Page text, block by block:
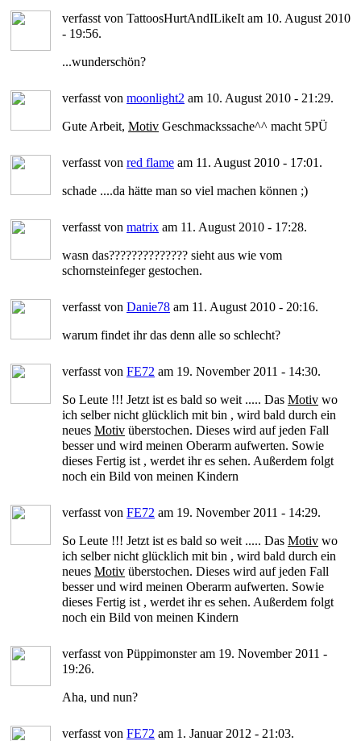
verfasst von TattoosHurtAndILikeIt am 10. August 2010
- 19:56.
...wunderschön?
verfasst von moonlight2 am 10. August 2010 - 21:29.
Gute Arbeit, Motiv Geschmackssache^^ macht 5PÜ
verfasst von red flame am 11. August 2010 - 17:01.
schade ....da hätte man so viel machen können ;)
verfasst von matrix am 11. August 2010 - 17:28.
wasn das?????????????? sieht aus wie vom
schornsteinfeger gestochen.
verfasst von Danie78 am 11. August 2010 - 20:16.
warum findet ihr das denn alle so schlecht?
verfasst von FE72 am 19. November 2011 - 14:30.
So Leute !!! Jetzt ist es bald so weit ..... Das Motiv wo
ich selber nicht glücklich mit bin , wird bald durch ein
neues Motiv überstochen. Dieses wird auf jeden Fall
besser und wird meinen Oberarm aufwerten. Sowie
dieses Fertig ist , werdet ihr es sehen. Außerdem folgt
noch ein Bild von meinen Kindern
verfasst von FE72 am 19. November 2011 - 14:29.
So Leute !!! Jetzt ist es bald so weit ..... Das Motiv wo
ich selber nicht glücklich mit bin , wird bald durch ein
neues Motiv überstochen. Dieses wird auf jeden Fall
besser und wird meinen Oberarm aufwerten. Sowie
dieses Fertig ist , werdet ihr es sehen. Außerdem folgt
noch ein Bild von meinen Kindern
verfasst von Püppimonster am 19. November 2011 -
19:26.
Aha, und nun?
verfasst von FE72 am 1. Januar 2012 - 21:03.